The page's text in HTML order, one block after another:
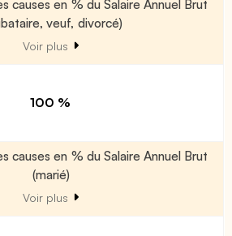
causes en % du Salaire Annuel Brut
veuf, divorcé)
Voir plus
100 %
causes en % du Salaire Annuel Brut
(marié)
Voir plus